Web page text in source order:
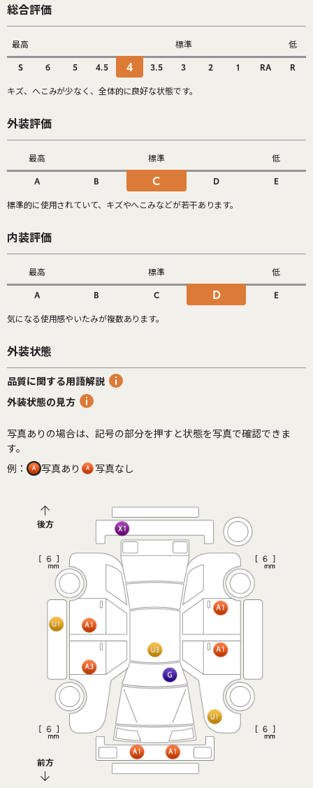
総合評価
最高 標準 低
S 6 5 4.5 4 3.5 3 2 1 RA R
キズ、へこみが少なく、全体的に良好な状態です。
外装評価
最高 標準 低
A B C D E
標準的に使用されていて、キズやへこみなどが若干あります。
内装評価
最高 標準 低
A B C D E
気になる使用感やいたみが複数あります。
外装状態
品質に関する用語解説
外装状態の見方
写真ありの場合は、記号の部分を押すと状態を写真で確認できま
す。
例：
写真あり 写真なし
前方
後方